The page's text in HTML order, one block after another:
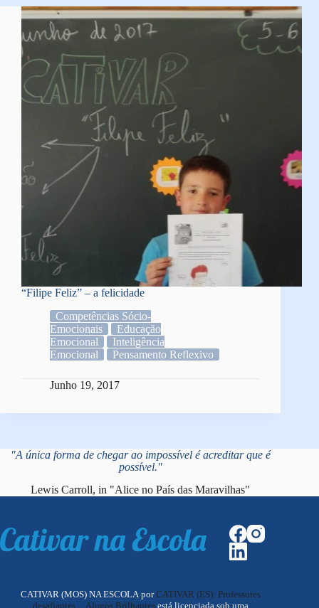
“Filipe Feliz” – a felicidade
Competências Sócio-
Emocionais
Educação
Emocional
Inteligência
Emocional
Pensamento Reflexivo
Junho 19, 2017
"A única forma de chegar ao impossível é acreditar que é
possível."
Lewis Carroll, in "Alice no País das Maravilhas"
CATIVAR (MOS) NA ESCOLA porCATIVAR (ES): Professores
desafiantes ... Alunos Brilhantesestá licenciada sob uma